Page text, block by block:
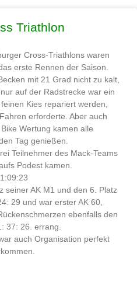
Triathlon
Cross-Triathlons waren
erste Rennen der Saison.
mit 21 Grad nicht zu kalt,
auf der Radstrecke war ein
Kies repariert werden,
erforderte. Aber auch
Wertung kamen alle
Tag genießen.
Teilnehmer des Mack-Teams
Podest kamen.
seiner AK M1 und den 6. Platz
29 und war erster AK 60,
ebenfalls den
37: 26. errang.
auch Organisation perfekt